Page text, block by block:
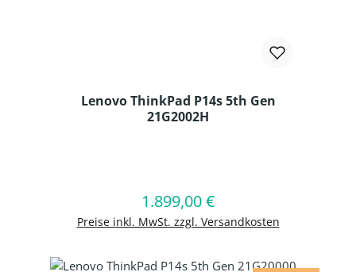
Lenovo ThinkPad P14s 5th Gen
21G2002H
Regulärer Preis:
1.899,00 €
Preise inkl. MwSt. zzgl. Versandkosten
In den Warenkorb